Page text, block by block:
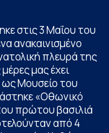
στις 3 Μαΐου του
ανακαινισμένο
πλευρά της
μας έχει
ως Μουσείο του
«Οθωνικό
πρώτου βασιλιά
από 4